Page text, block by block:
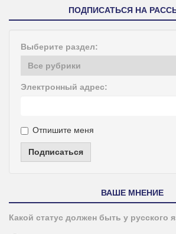
ПОДПИСАТЬСЯ НА
Выберите раздел:
Электронный адрес:
Отпишите меня
Подписаться
ВАШЕ МНЕНИЕ
Какой статус должен быть у русского